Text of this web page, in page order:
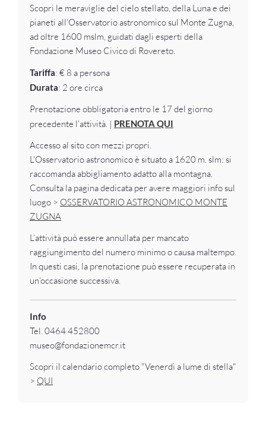
Scopri le meraviglie del cielo stellato, della Luna e dei
pianeti all'Osservatorio astronomico sul Monte Zugna,
ad oltre 1600 mslm, guidati dagli esperti della
Fondazione Museo Civico di Rovereto.
Tariffa: € 8 a persona
Durata: 2 ore circa
Prenotazione obbligatoria entro le 17 del giorno
precedente l’attività. | PRENOTA QUI
Accesso al sito con mezzi propri.
L'Osservatorio astronomico è situato a 1620 m. slm: si
raccomanda abbigliamento adatto alla montagna.
Consulta la pagina dedicata per avere maggiori info sul
luogo > OSSERVATORIO ASTRONOMICO MONTE
ZUGNA
L’attività può essere annullata per mancato
raggiungimento del numero minimo o causa maltempo.
In questi casi, la prenotazione può essere recuperata in
un’occasione successiva.
Info
Tel. 0464 452800
museo@fondazionemcr.it
Scopri il calendario completo "Venerdì a lume di stella"
> QUI